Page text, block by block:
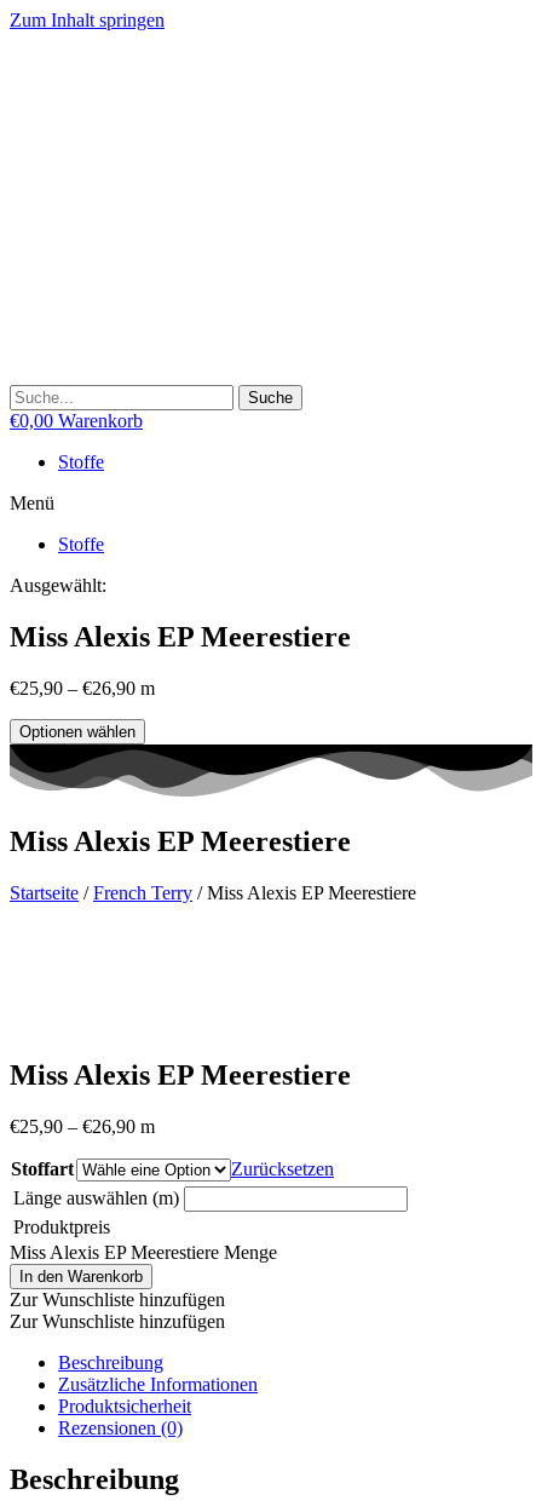
Zum Inhalt springen
Suche
€0,00 Warenkorb
Stoffe
Menü
Stoffe
Ausgewählt:
Miss Alexis EP Meerestiere
€25,90 – €26,90 m
Optionen wählen
Miss Alexis EP Meerestiere
Startseite /French Terry / Miss Alexis EP Meerestiere
Miss Alexis EP Meerestiere
€25,90 – €26,90 m
Stoffart
Zurücksetzen
Länge auswählen (m)
Produktpreis
Miss Alexis EP Meerestiere Menge
In den Warenkorb
Zur Wunschliste hinzufügen
Zur Wunschliste hinzufügen
Beschreibung
Zusätzliche Informationen
Produktsicherheit
Rezensionen (0)
Beschreibung